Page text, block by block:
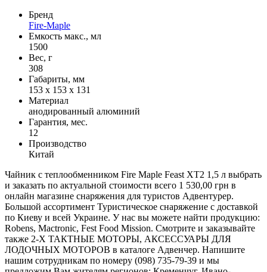
Бренд
Fire-Maple
Емкость макс., мл
1500
Вес, г
308
Габариты, мм
153 х 153 х 131
Материал
анодированный алюминий
Гарантия, мес.
12
Производство
Китай
Чайник с теплообменником Fire Maple Feast XT2 1,5 л выбрать
и заказать по актуальной стоимости всего 1 530,00 грн в
онлайн магазине снаряжения для туристов Адвентурер.
Большой ассортимент Туристическое снаряжение с доставкой
по Киеву и всей Украине. У нас вы можете найти продукцию:
Robens, Mactronic, Fest Food Mission. Смотрите и заказывайте
также 2-Х ТАКТНЫЕ МОТОРЫ, АКСЕССУАРЫ ДЛЯ
ЛОДОЧНЫХ МОТОРОВ в каталоге Адвенчер. Напишите
нашим сотрудникам по номеру (098) 735-79-39 и мы